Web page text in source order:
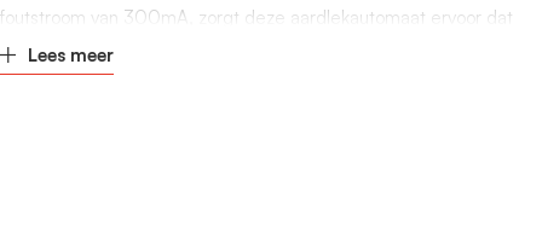
foutstroom van 300mA, zorgt deze aardlekautomaat ervoor dat
zelfs de kleinste lekstromen gedetecteerd worden en de
stroomtoevoer wordt onderbroken om potentieel gevaarlijke
Lees meer